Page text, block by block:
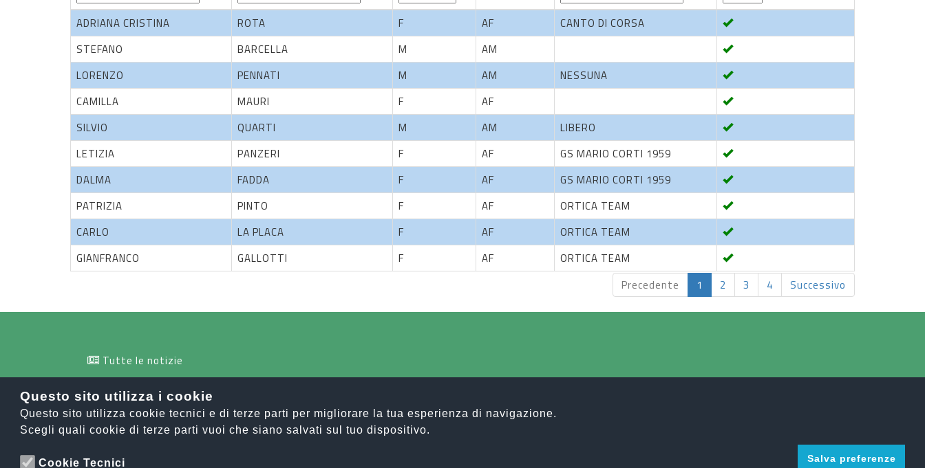
Questo sito utilizza i cookie
Questo sito utilizza cookie tecnici e di terze parti per migliorare la tua esperienza di navigazione.
Scegli quali cookie di terze parti vuoi che siano salvati sul tuo dispositivo.
Cookie Tecnici Salva preferenze
Nome Cognome Sesso Categoria Squadra Pagamento valido?
ADRIANA CRISTINA ROTA F AF
CANTO DI CORSA
STEFANO
BARCELLA M
AM
LORENZO
PENNATI M AM
NESSUNA
CAMILLA
MAURI F
AF
SILVIO
QUARTI M AM
LIBERO
LETIZIA
PANZERI F AF
GS MARIO CORTI 1959
DALMA
FADDA F AF
GS MARIO CORTI 1959
PATRIZIA
PINTO F AF
ORTICA TEAM
CARLO
LA PLACA F AF
ORTICA TEAM
GIANFRANCO
GALLOTTI F AF
ORTICA TEAM
Precedente
1 2 3 4 Successivo
Tutte le notizie
info@orobiesport.it